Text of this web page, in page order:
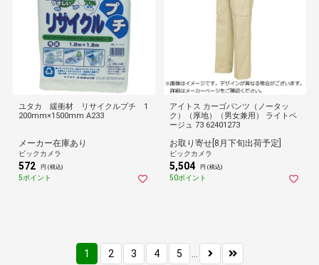
ユタカ 緩衝材 リサイクルプチ 1
200mm×1500mm A233
メーカー在庫あり
ビックカメラ
572 円 (税込)
5ポイント
アイトス カーゴパンツ（ノータッ
ク）（厚地）（男女兼用） ライトベ
ージュ 73 62401273
お取り寄せ[8月下旬出荷予定]
ビックカメラ
5,504 円 (税込)
50ポイント
1 2 3 4 5 ...